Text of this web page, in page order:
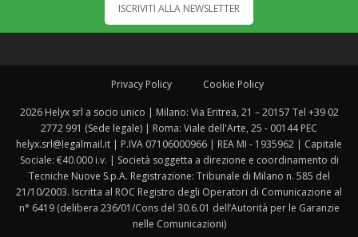
ISCRIVITI ALLA NEWSLETTER
Privacy Policy Cookie Policy
2026 Helyx srl a socio unico | Milano: Via Eritrea, 21 – 20157 Tel +39 02
2772 991 (Sede legale) | Roma: Viale dell'Arte, 25 - 00144 PEC
helyx.srl@legalmail.it | P.IVA 07106000966 | REA MI - 1935962 | Capitale
Sociale: €40.000 i.v. | Società soggetta a direzione e coordinamento di
Tecniche Nuove S.p.A. Registrazione: Tribunale di Milano n. 585 del
21/10/2003. Iscritta al ROC Registro degli Operatori di Comunicazione al
n° 6419 (delibera 236/01/Cons del 30.6.01 dell’Autorità per le Garanzie
nelle Comunicazioni)